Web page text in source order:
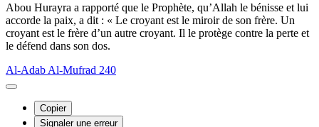
Abou Hurayra a rapporté que le Prophète, qu’Allah le bénisse et lui
accorde la paix, a dit : « Le croyant est le miroir de son frère. Un
croyant est le frère d’un autre croyant. Il le protège contre la perte et
le défend dans son dos.
Al-Adab Al-Mufrad 240
Copier
Signaler une erreur